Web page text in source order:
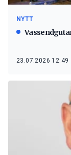
NYTT
23.07.2026 12:49